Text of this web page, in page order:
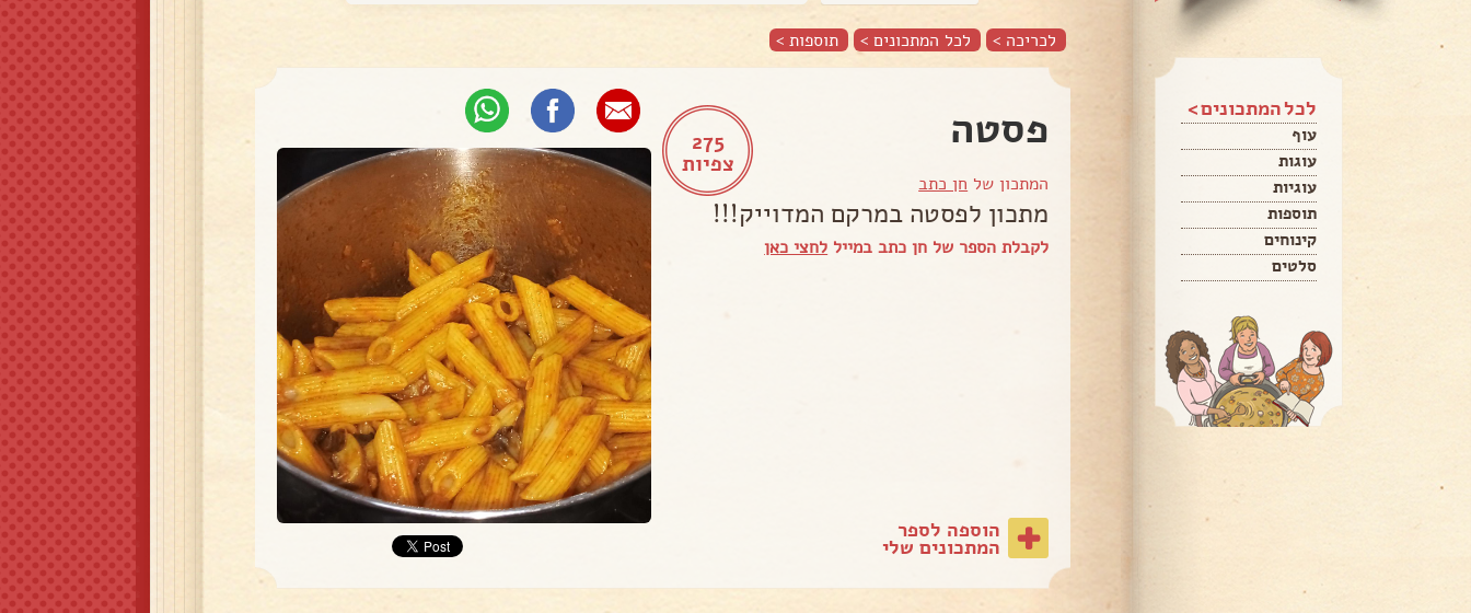
לכל המתכונים >
עוף
עוגות
עוגיות
תוספות
קינוחים
סלטים
לכריכה > לכל המתכונים > תוספות >
275
צפיות
פסטה
המתכון של חן כתב
מתכון לפסטה במרקם המדוייק!!!
לקבלת הספר של חן כתב במייל לחצי כאן
הוספה לספר
המתכונים שלי